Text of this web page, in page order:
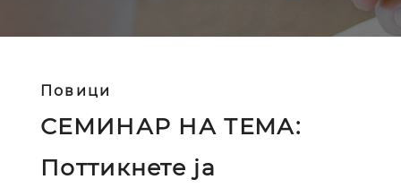
Повици
СЕМИНАР НА ТЕМА:
Поттикнете ја